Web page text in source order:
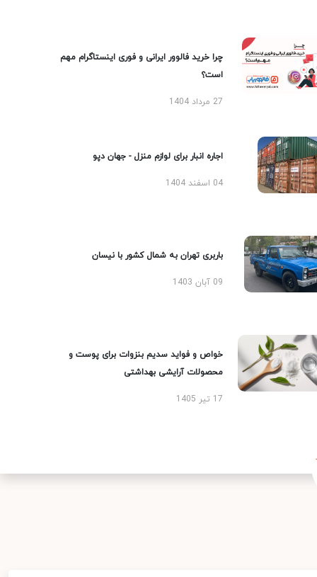
چرا خرید فالوور ایرانی و فوری اینستاگرام مهم
است؟
27 مرداد 1404
اجاره انبار برای لوازم منزل - جهان دپو
04 اسفند 1404
باربری تهران به شمال کشور با نیسان
09 آبان 1403
خواص و فواید سدیم بنزوات برای پوست و
محصولات آرایشی بهداشتی
17 تیر 1405